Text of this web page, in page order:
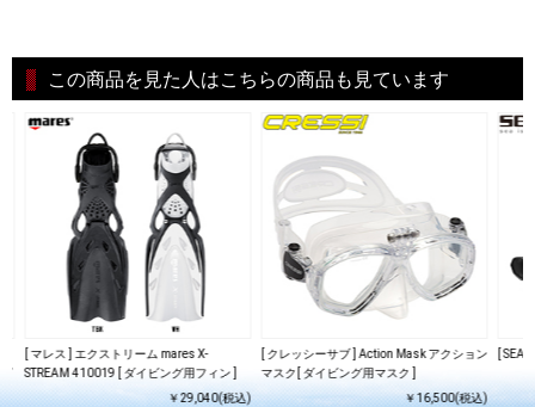
この商品を見た人はこちらの商品も見ています
[ マレス ] エクストリーム mares X-
STREAM 410019 [ ダイビング用フィン ]
￥29,040(税込)
[ クレッシーサブ ] Action Mask アクション
マスク[ ダイビング用マスク ]
￥16,500(税込)
[